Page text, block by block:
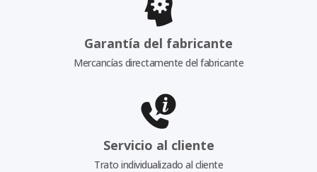
Garantía del fabricante
Mercancías directamente del fabricante
Servicio al cliente
Trato individualizado al cliente